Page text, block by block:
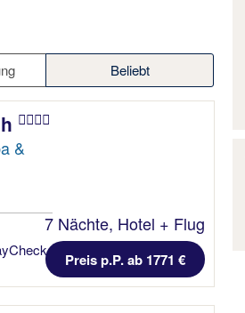
Beliebt
&
7 Nächte, Hotel + Flug
Preis p.P. ab 1771 €